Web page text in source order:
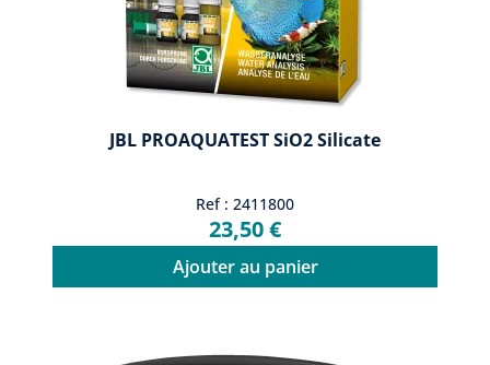
JBL PROAQUATEST SiO2 Silicate
Ref : 2411800
23,50 €
Ajouter au panier